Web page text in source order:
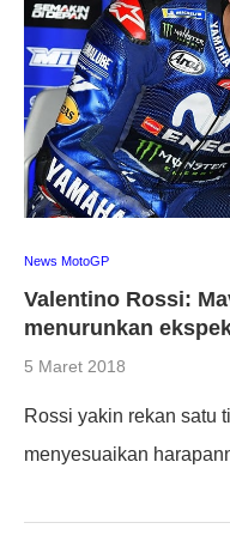
News MotoGP
Valentino Rossi:
menurunkan
5 Maret 2018
Rossi yakin rekan satu
menyesuaikan